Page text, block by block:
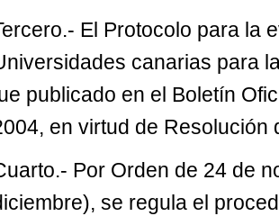
El Protocolo para la
canarias para
publicado en el Boletín
en virtud de Resolución
Por Orden de 24 de
se regula el